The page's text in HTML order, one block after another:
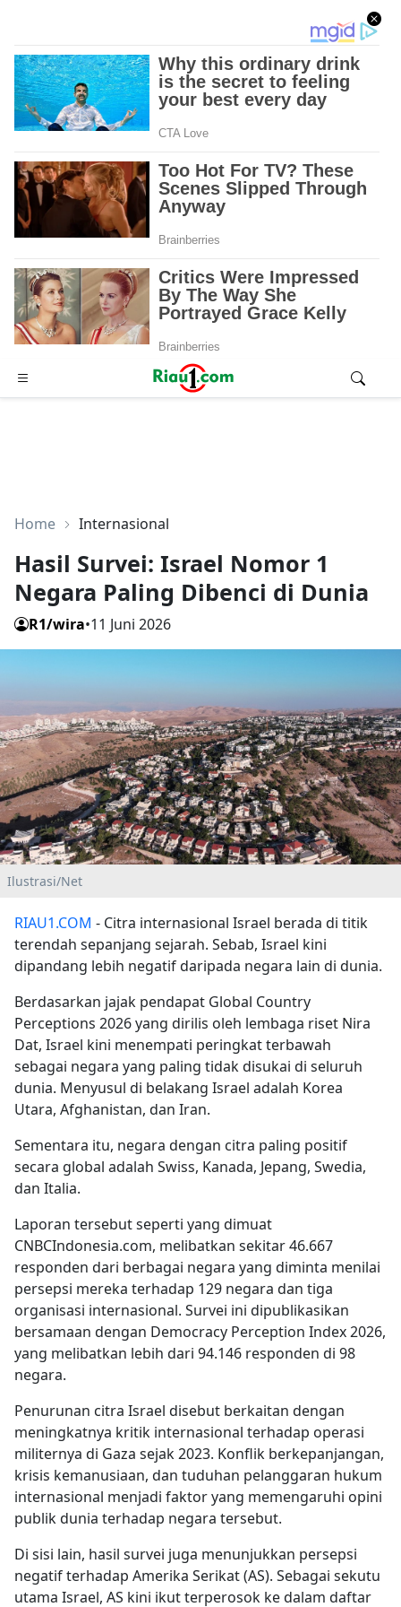
Advertisement
Home Internasional
Hasil Survei: Israel Nomor 1
Negara Paling Dibenci di Dunia
R1/wira•11 Juni 2026
Ilustrasi/Net
RIAU1.COM - Citra internasional Israel berada di titik
terendah sepanjang sejarah. Sebab, Israel kini
dipandang lebih negatif daripada negara lain di dunia.
Berdasarkan jajak pendapat Global Country
Perceptions 2026 yang dirilis oleh lembaga riset Nira
Dat, Israel kini menempati peringkat terbawah
sebagai negara yang paling tidak disukai di seluruh
dunia. Menyusul di belakang Israel adalah Korea
Utara, Afghanistan, dan Iran.
Sementara itu, negara dengan citra paling positif
secara global adalah Swiss, Kanada, Jepang, Swedia,
dan Italia.
Laporan tersebut seperti yang dimuat
CNBCIndonesia.com, melibatkan sekitar 46.667
responden dari berbagai negara yang diminta menilai
persepsi mereka terhadap 129 negara dan tiga
organisasi internasional. Survei ini dipublikasikan
bersamaan dengan Democracy Perception Index 2026,
yang melibatkan lebih dari 94.146 responden di 98
negara.
Penurunan citra Israel disebut berkaitan dengan
meningkatnya kritik internasional terhadap operasi
militernya di Gaza sejak 2023. Konflik berkepanjangan,
krisis kemanusiaan, dan tuduhan pelanggaran hukum
internasional menjadi faktor yang memengaruhi opini
publik dunia terhadap negara tersebut.
Di sisi lain, hasil survei juga menunjukkan persepsi
negatif terhadap Amerika Serikat (AS). Sebagai sekutu
utama Israel, AS kini ikut terperosok ke dalam daftar